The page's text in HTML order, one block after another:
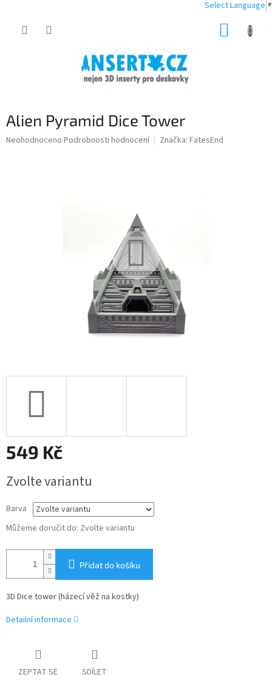
Select Language ▼
Alien Pyramid Dice Tower
Průměrné
Neohodnoceno Podrobnosti hodnocení Značka: FatesEnd
549 Kč
cena:
Zvolte variantu
Barva
Můžeme doručit do: Zvolte variantu
Přidat do košíku
3D Dice tower (házecí věž na kostky)
Detailní informace
ZEPTAT SE SDÍLET